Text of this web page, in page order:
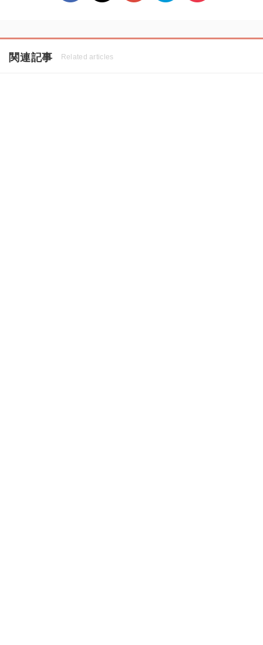
関連記事 Related articles